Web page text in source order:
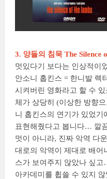
3. 양들의 침묵 The Silence
멋있다기 보다는 인상적이
안소니 홉킨스 = 한니발 렉
시켜버린 영화라고 할 수
체가 상당히 (이상한 방향
니 홉킨스의 연기가 있었기
표현해줬다고 봅니다… 깔
멋이 아니라, 진짜 악역 다
대로의 악역이 제대로 배어
스가 보여주지 않았나 싶
아카데미를 휩쓸 수 있지